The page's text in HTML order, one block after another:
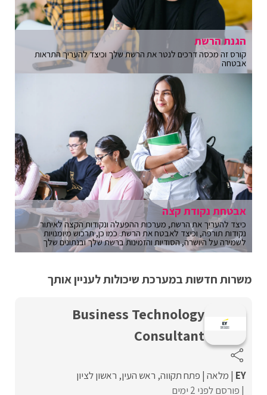
הגנת הרשת
קורס זה מכסה דרכים לנטר את הרשת שלך וכיצד להעריך התראות
אבטחה
אבטחת נקודת קצה
כיצד להעריך את הרשת, מערכות ההפעלה ונקודות הקצה לאיתור
נקודות תורפה, וכיצד לאבטח את הרשת. כמו כן, תרכוש מיומנויות
לשמירה על היושרה, הסודיות והזמינות ברשת שלך ובנתונים שלך
משרות חדשות במערכת שיכולות לעניין אותך
Business Technology
Consultant
EY מלאה פתח תקווה ראש העין ראשון לציון
פורסם לפני 2 ימים